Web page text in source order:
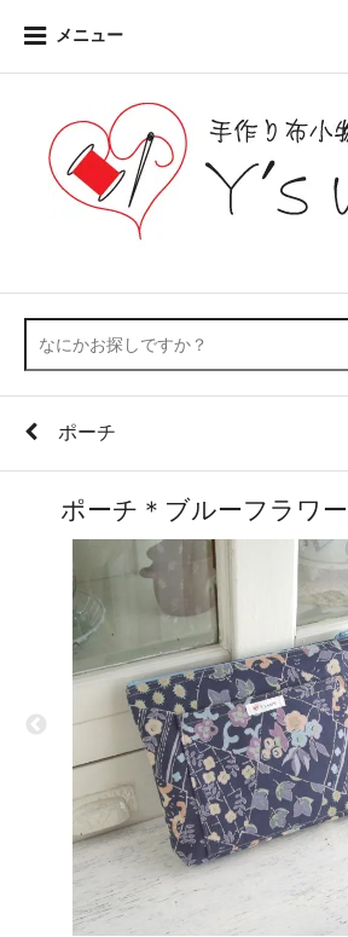
メニュー
ポーチ
ポーチ＊ブルーフラワー